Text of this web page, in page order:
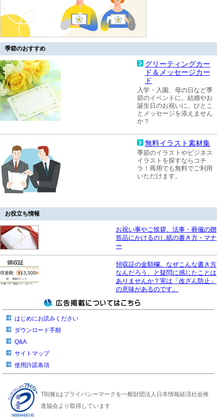
季節のおすすめ
グリーティングカー
ド＆メッセージカー
ド
入学・入園、母の日など季
節のイベントに。結婚やお
誕生日のお祝いに。ひとこ
とメッセージを添えません
か？
無料イラスト素材集
季節のイラストやビジネス
イラストを探すならコチ
ラ！商用でも無料でご利用
いただけます。
お役立ち情報
お祝い事やご挨拶、法事・葬儀の贈
答品にかけるのし紙の書き方・マナ
ー
領収証の金額欄。なぜこんな書き方
なんだろう、と疑問に感じたことは
ありませんか？実は「改ざん防止」
の意味があるのです。
はじめにお読みください
ダウンロード手順
Q&A
サイトマップ
使用許諾条項
TB(株)はプライバシーマークを一般財団法人日本情報経済社会推
進協会より取得しています